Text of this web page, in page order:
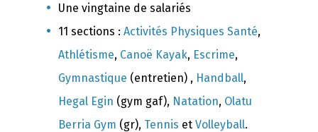
Une vingtaine de salariés
11 sections : Activités Physiques Santé,
Athlétisme, Canoë Kayak, Escrime,
Gymnastique (entretien) , Handball,
Hegal Egin (gym gaf), Natation, Olatu
Berria Gym (gr), Tennis et Volleyball.